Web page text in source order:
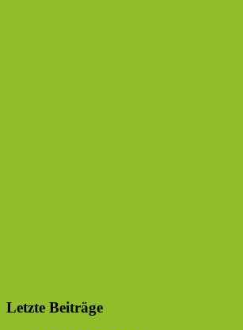
Letzte Beiträge